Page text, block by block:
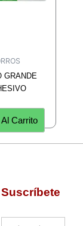
GRANDE
Carrito
Suscríbete